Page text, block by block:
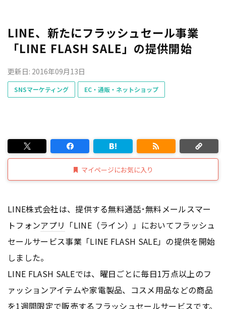
LINE、新たにフラッシュセール事業
「LINE FLASH SALE」の提供開始
更新日: 2016年09月13日
SNSマーケティング EC・通販・ネットショップ
マイページにお気に入り
LINE株式会社は、提供する無料通話･無料メールスマー
トフォンアプリ 「LINE（ライン）」においてフラッシュ
セールサービス事業「LINE FLASH SALE」の提供を開始
しました。
LINE FLASH SALEでは、曜日ごとに毎日1万点以上のフ
ァッションアイテムや家電製品、コスメ用品などの商品
を1週間限定で販売するフラッシュセールサービスです。